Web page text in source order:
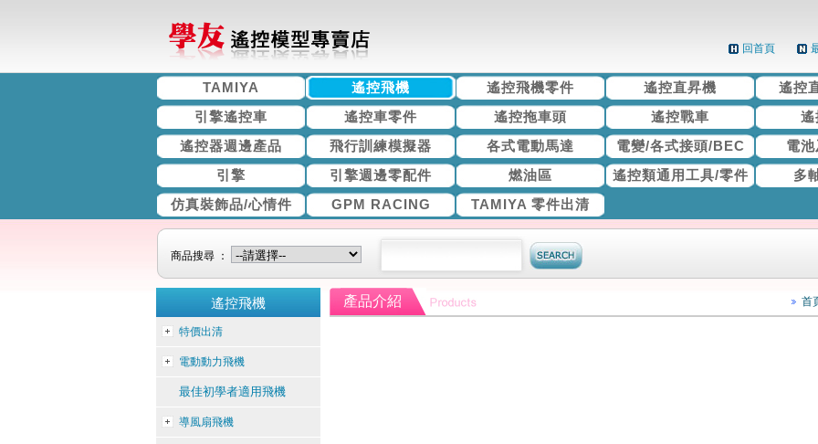
回首頁
TAMIYA 遙控飛機 遙控飛機零件 遙控直昇機
遙控
引擎遙控車
遙控車零件 遙控拖車頭 遙控戰車
遙
遙控器週邊產品
飛行訓練模擬器 各式電動馬達 電變/各式接頭/BEC
電
引擎
引擎週邊零配件 燃油區 遙控類通用工具/零件
多
仿真裝飾品/心情件
GPM RACING TAMIYA 零件出清
商品搜尋 ：
遙控飛機
特價出清
電動動力飛機
最佳初學者適用飛機
導風扇飛機
產品介紹 首